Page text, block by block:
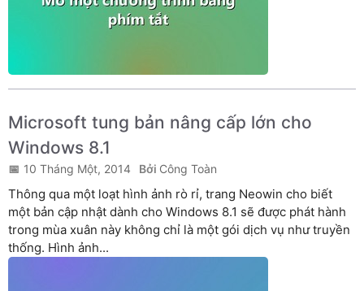
Microsoft tung bản nâng cấp lớn cho
Windows 8.1
10 Tháng Một, 2014 Công Toàn
Thông qua một loạt hình ảnh rò rỉ, trang Neowin cho biết
một bản cập nhật dành cho Windows 8.1 sẽ được phát hành
trong mùa xuân này không chỉ là một gói dịch vụ như truyền
thống. Hình ảnh...